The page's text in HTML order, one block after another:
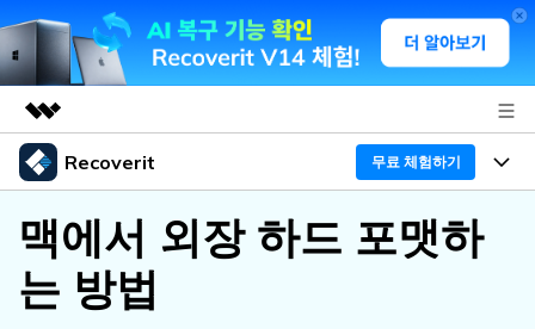
주요 제품
유틸리티
비즈니스
개요
솔루션
회사 소개
Recoverit 무료 체험하기
프로그램
Recoverit - Windows 버전
기능
맥에서 외장 하드 포맷하
는 방법